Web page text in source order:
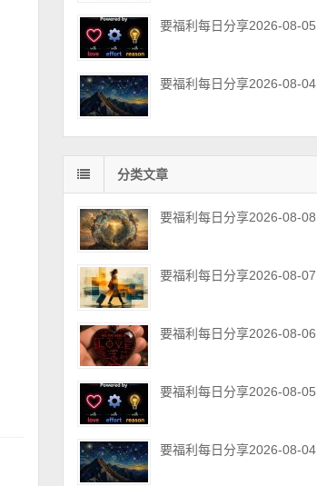
要福利每日分享2026-08-05
要福利每日分享2026-08-04
分类文章
要福利每日分享2026-08-08
要福利每日分享2026-08-07
要福利每日分享2026-08-06
要福利每日分享2026-08-05
要福利每日分享2026-08-04